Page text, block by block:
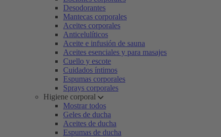
Desodorantes
Mantecas corporales
Aceites corporales
Anticelulíticos
Aceite e infusión de sauna
Aceites esenciales y para masajes
Cuello y escote
Cuidados íntimos
Espumas corporales
Sprays corporales
Higiene corporal
Mostrar todos
Geles de ducha
Aceites de ducha
Espumas de ducha